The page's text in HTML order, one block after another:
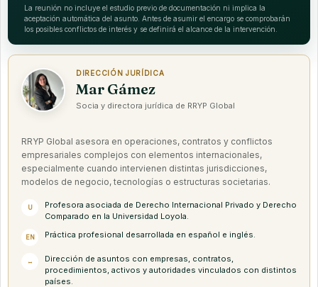
La reunión no incluye el estudio previo de documentación ni implica la
aceptación automática del asunto. Antes de asumir el encargo se comprobarán
los posibles conflictos de interés y se definirá el alcance de la intervención.
DIRECCIÓN JURÍDICA
Mar Gámez
Socia y directora jurídica de RRYP Global
RRYP Global asesora en operaciones, contratos y conflictos
empresariales complejos con elementos internacionales,
especialmente cuando intervienen distintas jurisdicciones,
modelos de negocio, tecnologías o estructuras societarias.
U
Profesora asociada de Derecho Internacional Privado y Derecho
Comparado en la Universidad Loyola.
EN Práctica profesional desarrollada en español e inglés.
↔
Dirección de asuntos con empresas, contratos,
procedimientos, activos y autoridades vinculados con distintos
países.